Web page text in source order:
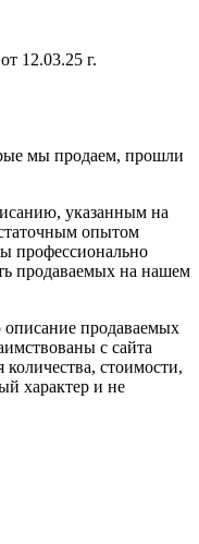
12.03.25 г.
мы продаем, прошли
указанным на
опытом
профессионально
продаваемых на нашем
продаваемых
с сайта
стоимости,
характер и не